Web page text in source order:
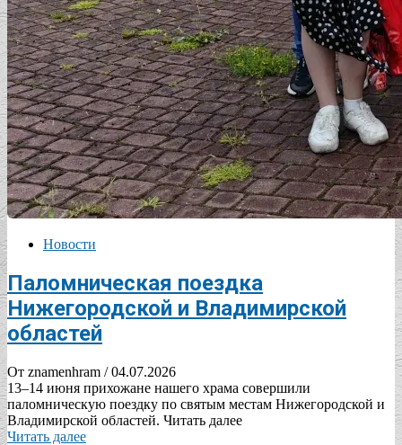
Новости
Паломническая поездка
Нижегородской и Владимирской
областей
От znamenhram / 04.07.2026
13–14 июня прихожане нашего храма совершили
паломническую поездку по святым местам Нижегородской и
Владимирской областей. Читать далее
Читать далее